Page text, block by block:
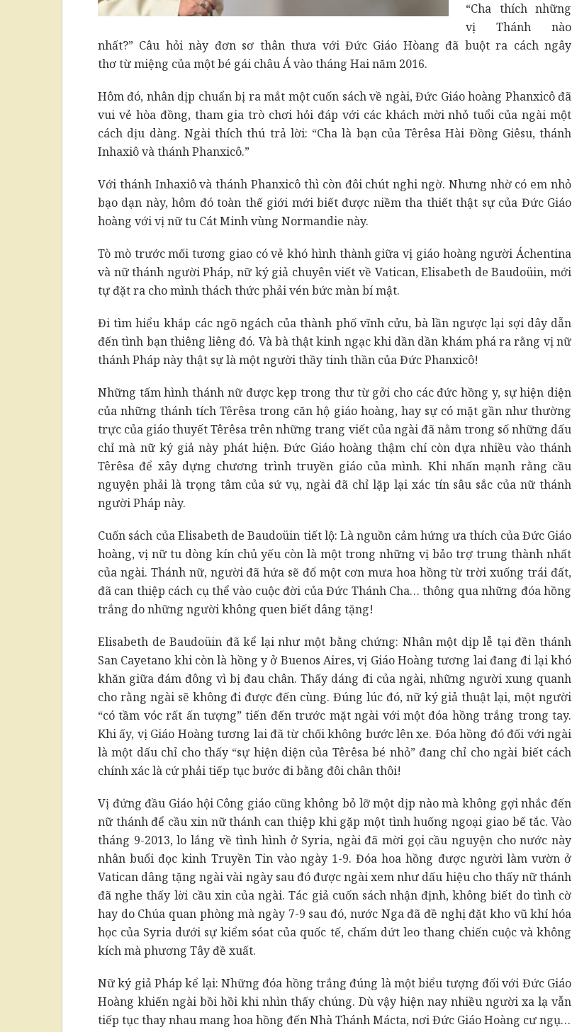
“Cha thích những
vị Thánh nào
nhất?” Câu hỏi này đơn sơ thân thưa với Đức Giáo Hòang đã buột ra cách ngây
thơ từ miệng của một bé gái châu Á vào tháng Hai năm 2016.
Hôm đó, nhân dịp chuẩn bị ra mắt một cuốn sách về ngài, Đức Giáo hoàng Phanxicô đã
vui vẻ hòa đồng, tham gia trò chơi hỏi đáp với các khách mời nhỏ tuổi của ngài một
cách dịu dàng. Ngài thích thú trả lời: “Cha là bạn của Têrêsa Hài Đồng Giêsu, thánh
Inhaxiô và thánh Phanxicô.”
Với thánh Inhaxiô và thánh Phanxicô thì còn đôi chút nghi ngờ. Nhưng nhờ có em nhỏ
bạo dạn này, hôm đó toàn thế giới mới biết được niềm tha thiết thật sự của Đức Giáo
hoàng với vị nữ tu Cát Minh vùng Normandie này.
Tò mò trước mối tương giao có vẻ khó hình thành giữa vị giáo hoàng người Áchentina
và nữ thánh người Pháp, nữ ký giả chuyên viết về Vatican, Elisabeth de Baudoüin, mới
tự đặt ra cho mình thách thức phải vén bức màn bí mật.
Đi tìm hiểu khắp các ngõ ngách của thành phố vĩnh cửu, bà lần ngược lại sợi dây dẫn
đến tình bạn thiêng liêng đó. Và bà thật kinh ngạc khi dần dần khám phá ra rằng vị nữ
thánh Pháp này thật sự là một người thầy tinh thần của Đức Phanxicô!
Những tấm hình thánh nữ được kẹp trong thư từ gởi cho các đức hồng y, sự hiện diện
của những thánh tích Têrêsa trong căn hộ giáo hoàng, hay sự có mặt gần như thường
trực của giáo thuyết Têrêsa trên những trang viết của ngài đã nằm trong số những dấu
chỉ mà nữ ký giả này phát hiện. Đức Giáo hoàng thậm chí còn dựa nhiều vào thánh
Têrêsa để xây dựng chương trình truyền giáo của mình. Khi nhấn mạnh rằng cầu
nguyện phải là trọng tâm của sứ vụ, ngài đã chỉ lặp lại xác tín sâu sắc của nữ thánh
người Pháp này.
Cuốn sách của Elisabeth de Baudoüin tiết lộ: Là nguồn cảm hứng ưa thích của Đức Giáo
hoàng, vị nữ tu dòng kín chủ yếu còn là một trong những vị bảo trợ trung thành nhất
của ngài. Thánh nữ, người đã hứa sẽ đổ một cơn mưa hoa hồng từ trời xuống trái đất,
đã can thiệp cách cụ thể vào cuộc đời của Đức Thánh Cha… thông qua những đóa hồng
trắng do những người không quen biết dâng tặng!
Elisabeth de Baudoüin đã kể lại như một bằng chứng: Nhân một dịp lễ tại đền thánh
San Cayetano khi còn là hồng y ở Buenos Aires, vị Giáo Hoàng tương lai đang đi lại khó
khăn giữa đám đông vì bị đau chân. Thấy dáng đi của ngài, những người xung quanh
cho rằng ngài sẽ không đi được đến cùng. Đúng lúc đó, nữ ký giả thuật lại, một người
“có tầm vóc rất ấn tượng” tiến đến trước mặt ngài với một đóa hồng trắng trong tay.
Khi ấy, vị Giáo Hoàng tương lai đã từ chối không bước lên xe. Đóa hồng đó đối với ngài
là một dấu chỉ cho thấy “sự hiện diện của Têrêsa bé nhỏ” đang chỉ cho ngài biết cách
chính xác là cứ phải tiếp tục bước đi bằng đôi chân thôi!
Vị đứng đầu Giáo hội Công giáo cũng không bỏ lỡ một dịp nào mà không gợi nhắc đến
nữ thánh để cầu xin nữ thánh can thiệp khi gặp một tình huống ngoại giao bế tắc. Vào
tháng 9-2013, lo lắng về tình hình ở Syria, ngài đã mời gọi cầu nguyện cho nước này
nhân buổi đọc kinh Truyền Tin vào ngày 1-9. Đóa hoa hồng được người làm vườn ở
Vatican dâng tặng ngài vài ngày sau đó được ngài xem như dấu hiệu cho thấy nữ thánh
đã nghe thấy lời cầu xin của ngài. Tác giả cuốn sách nhận định, không biết do tình cờ
hay do Chúa quan phòng mà ngày 7-9 sau đó, nước Nga đã đề nghị đặt kho vũ khí hóa
học của Syria dưới sự kiểm sóat của quốc tế, chấm dứt leo thang chiến cuộc và không
kích mà phương Tây đề xuất.
Nữ ký giả Pháp kể lại: Những đóa hồng trắng đúng là một biểu tượng đối với Đức Giáo
Hoàng khiến ngài bồi hồi khi nhìn thấy chúng. Dù vậy hiện nay nhiều người xa lạ vẫn
tiếp tục thay nhau mang hoa hồng đến Nhà Thánh Mácta, nơi Đức Giáo Hoàng cư ngụ…